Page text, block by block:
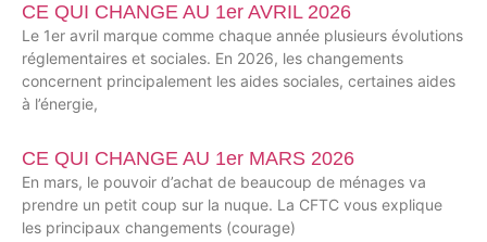
CE QUI CHANGE AU 1er AVRIL 2026
Le 1er avril marque comme chaque année plusieurs évolutions
réglementaires et sociales. En 2026, les changements
concernent principalement les aides sociales, certaines aides
à l’énergie,
CE QUI CHANGE AU 1er MARS 2026
En mars, le pouvoir d’achat de beaucoup de ménages va
prendre un petit coup sur la nuque. La CFTC vous explique
les principaux changements (courage)